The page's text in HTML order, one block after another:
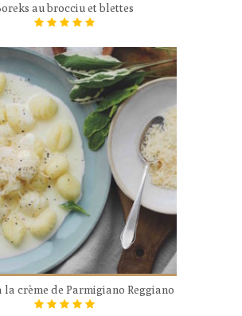
au brocciu et blettes
la crème de Parmigiano Reggiano